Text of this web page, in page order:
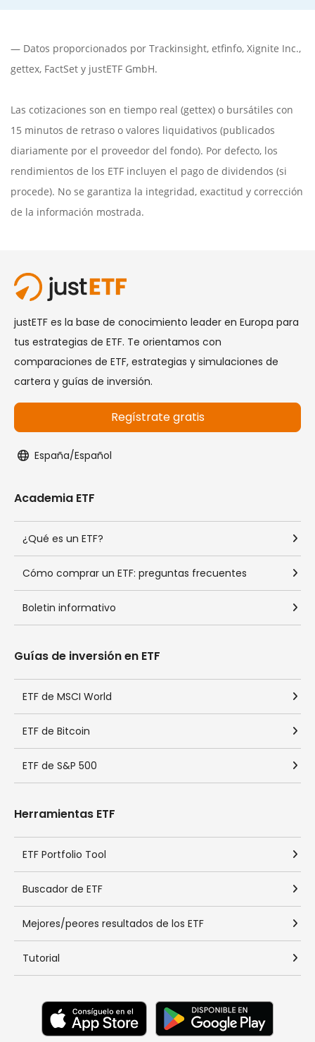
— Datos proporcionados por Trackinsight, etfinfo, Xignite Inc.,
gettex, FactSet y justETF GmbH.
Las cotizaciones son en tiempo real (gettex) o bursátiles con
15 minutos de retraso o valores liquidativos (publicados
diariamente por el proveedor del fondo). Por defecto, los
rendimientos de los ETF incluyen el pago de dividendos (si
procede). No se garantiza la integridad, exactitud y corrección
de la información mostrada.